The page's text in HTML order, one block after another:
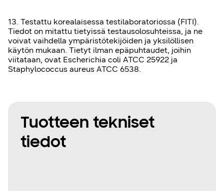
13. Testattu korealaisessa testilaboratoriossa (FITI).
Tiedot on mitattu tietyissä testausolosuhteissa, ja ne
voivat vaihdella ympäristötekijöiden ja yksilöllisen
käytön mukaan. Tietyt ilman epäpuhtaudet, joihin
viitataan, ovat Escherichia coli ATCC 25922 ja
Staphylococcus aureus ATCC 6538.
Tuotteen tekniset
tiedot